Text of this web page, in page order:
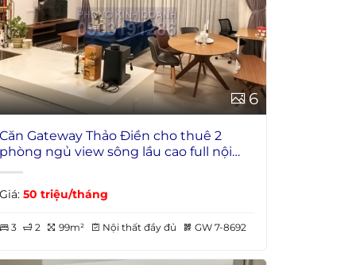
6
Gateway Thảo Điền cho thuê 2
ngủ view sông lầu cao full nội
50 triệu/tháng
3 2 99m² Nội thất đầy đủ GW 7-8692